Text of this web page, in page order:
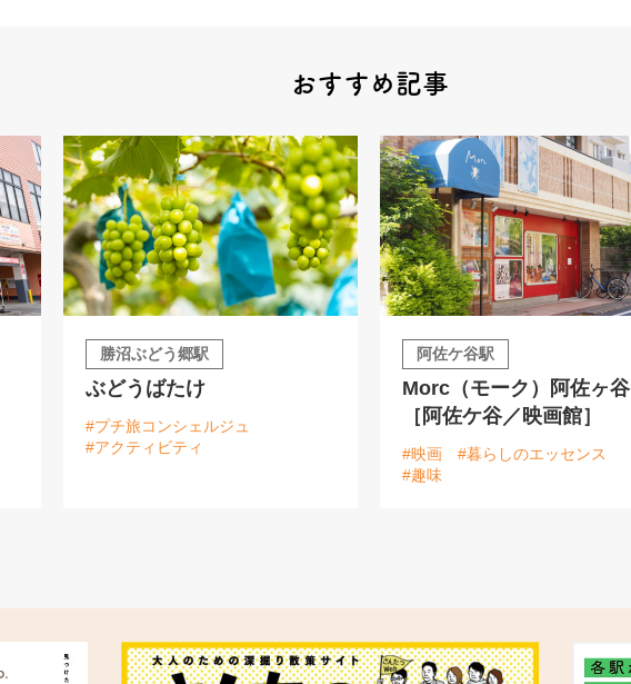
おすすめ記事
勝沼ぶどう郷駅
ぶどうばたけ
#プチ旅コンシェルジュ
#アクティビティ
阿佐ケ谷駅
Morc（モーク）阿佐ヶ谷
［阿佐ケ谷／映画館］
#映画
#暮らしのエッセンス
#趣味